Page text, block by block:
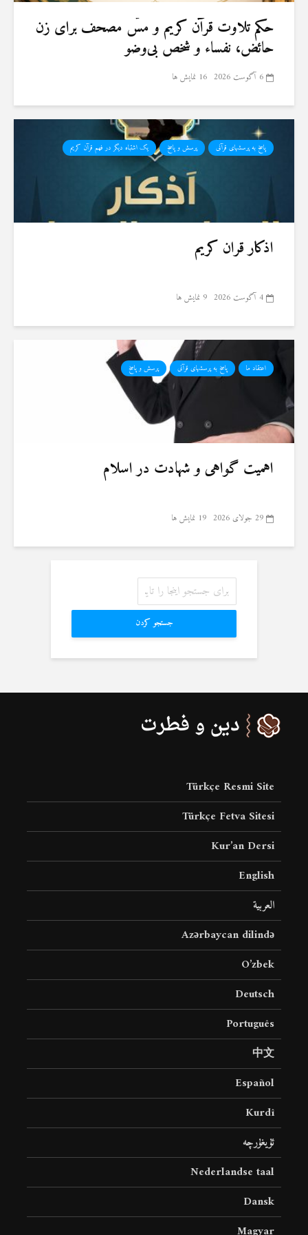
حكم تلاوت قرآن كريم و مسّ مصحف برای زن
حائض، نفساء و شخص بی‌وضو
6 آگوست 2026 16 نمایش ها
پاسخ به پرسشهای قرآنی پرسش و پاسخ یک اشتباه دیگر در فهم قرآن کریم
اذکار قران کریم
4 آگوست 2026 9 نمایش ها
اعتقاد ما پاسخ به پرسشهای قرآنی پرسش و پاسخ
اهمیت گواهی و شهادت در اسلام
29 جولای 2026 19 نمایش ها
جستجو کردن
Türkçe Resmi Site
Türkçe Fetva Sitesi
Kur’an Dersi
English
العربية
Azərbaycan dilində
O’zbek
Deutsch
Português
中文
Español
Kurdî
ئۇيغۇرچە
Nederlandse taal
Dansk